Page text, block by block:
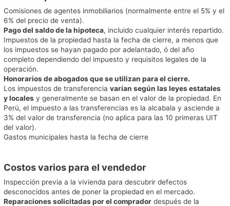
Comisiones deagentes inmobiliarios (normalmente entre el 5% y el
6% del precio de venta).
Pago del saldo de la hipoteca, incluido cualquier interés repartido.
Impuestos de la propiedad hasta la fecha de cierre, a menos que
los impuestos se hayan pagado por adelantado, ó del año
completo dependiendo del impuesto y requisitos legales de la
operación.
Honorarios de abogados que se utilizan para el cierre.
Los impuestos de transferenciavarían según las leyes estatales
y locales y generalmente se basan en el valor de la propiedad. En
Perú, el impuesto a las transferencias es la alcabala y asciende a
3% del valor de transferencia (no aplica para las 10 primeras UIT
del valor).
Gastos municipales hasta la fecha de cierre
Costos varios para el vendedor
Inspección previa a la vivienda para descubrir defectos
desconocidos antes de poner la propiedad en el mercado.
Reparaciones solicitadas por el comprador después de la